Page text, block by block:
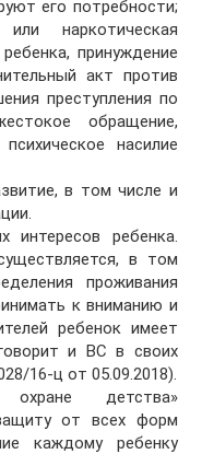
его потребности;
или наркотическая
принуждение
акт против
преступления по
обращение,
насилие
в том числе и
интересов ребенка.
в том
проживания
к вниманию и
ребенок имеет
и ВС в своих
16-ц от 05.09.2018).
детства»
от всех форм
каждому ребенку